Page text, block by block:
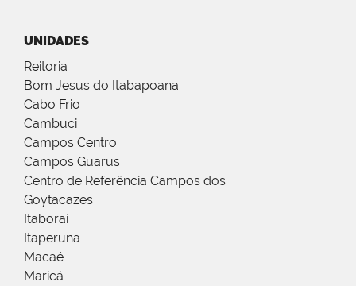
UNIDADES
Reitoria
Bom Jesus do Itabapoana
Cabo Frio
Cambuci
Campos Centro
Campos Guarus
Centro de Referência Campos dos
Goytacazes
Itaboraí
Itaperuna
Macaé
Maricá